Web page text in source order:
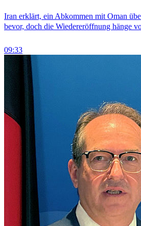
Iran erklärt, ein Abkommen mit Oman
bevor, doch die Wiedereröffnung hänge
09:33